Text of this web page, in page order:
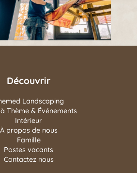
Découvrir
Landscaping
Thème & Événements
Intérieur
À propos de nous
Famille
Postes vacants
Contactez nous